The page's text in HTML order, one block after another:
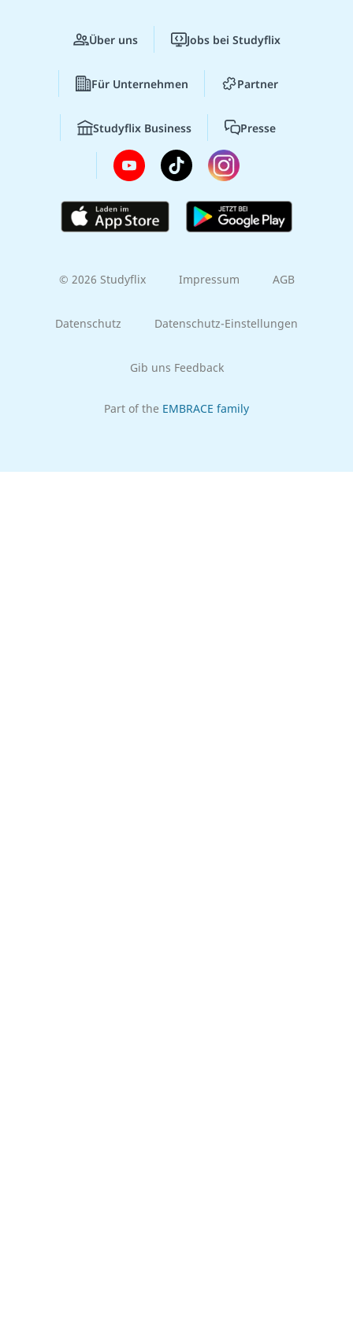
Über uns Jobs bei Studyflix
Für Unternehmen Partner
Studyflix Business Presse
© 2026 Studyflix Impressum AGB
Datenschutz Datenschutz-Einstellungen
Gib uns Feedback
Part of the EMBRACE family